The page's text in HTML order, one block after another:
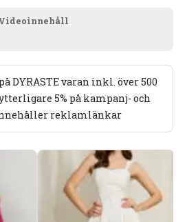
DYRASTE varan inkl. över 500
5% på kampanj- och
reklamlänkar